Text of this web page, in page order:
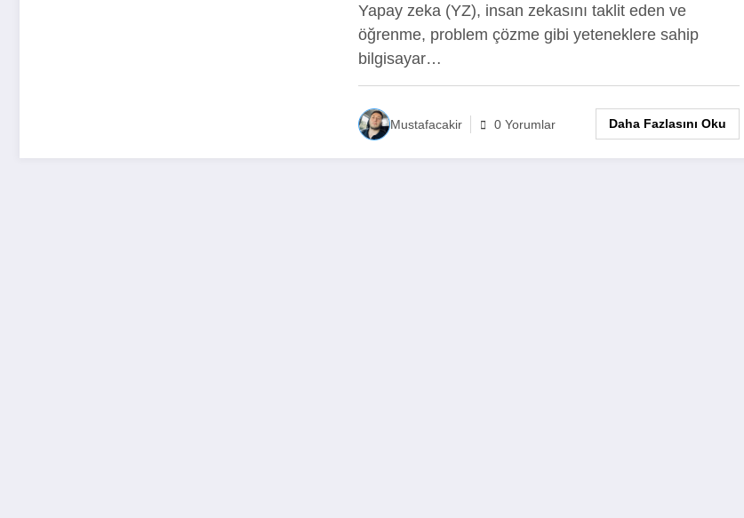
Yapay zeka (YZ), insan zekasını taklit eden ve
öğrenme, problem çözme gibi yeteneklere sahip
bilgisayar…
Mustafacakir 0 Yorumlar Daha Fazlasını Oku